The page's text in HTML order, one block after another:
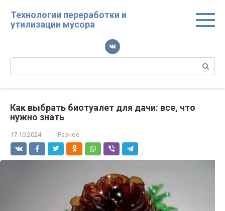
контенту
Технологии переработки и
утилизации мусора
Поиск:
Как выбрать биотуалет для дачи: все, что
нужно знать
17.10.2024 Разное